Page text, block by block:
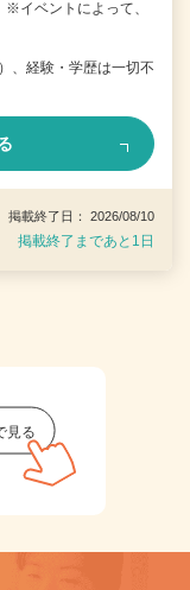
イベントによって、
、経験・学歴は一切不
載終了日： 2026/08/10
掲載終了まであと1日